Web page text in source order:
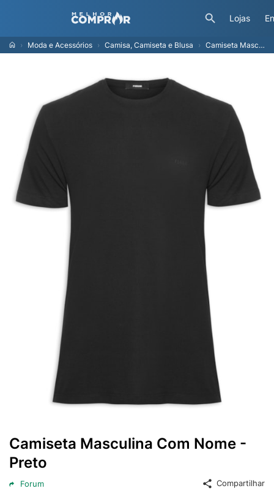
Lojas
Moda e Acessórios Camisa, Camiseta e Blusa Camiseta Masculina Com Nome - Preto
Camiseta Masculina Com Nome -
Preto
Forum Compartilhar